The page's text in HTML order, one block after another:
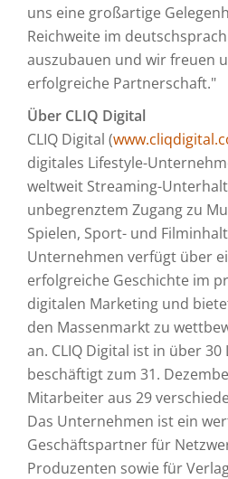
uns eine großartige
Reichweite im
auszubauen und wir freuen
erfolgreiche Partnerschaft."
Über CLIQ Digital
CLIQ Digital (
digitales Lifestyle-
weltweit Streaming-
unbegrenztem Zugang zu
Spielen, Sport- und
Unternehmen verfügt über
erfolgreiche Geschichte im
digitalen Marketing und
den Massenmarkt zu
an. CLIQ Digital ist in über
beschäftigt zum 31.
Mitarbeiter aus 29
Das Unternehmen ist ein
Geschäftspartner für
Produzenten sowie für